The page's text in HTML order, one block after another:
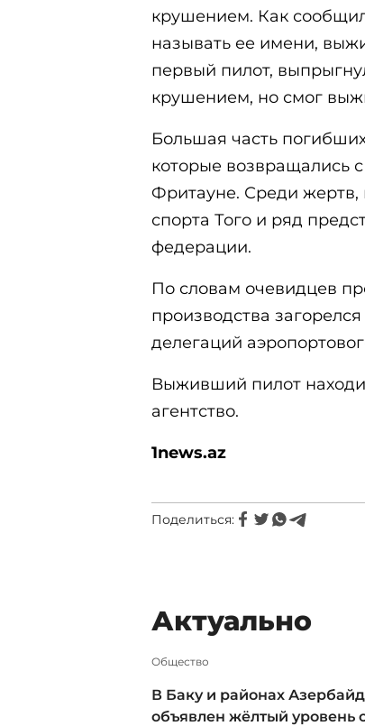
крушением. Как
называть ее имени,
первый пилот,
крушением, но смог
Большая часть
которые возвращались
Фритауне. Среди
спорта Того и ряд
федерации.
По словам очевидцев
производства
делегаций
Выживший пилот
агентство.
1news.az
Поделиться:
Актуально
Общество
В Баку и районах
объявлен жёлтый уровень